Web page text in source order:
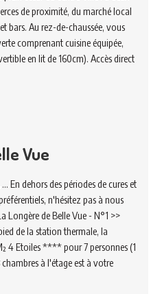
de proximité, du marché local
bars. Au rez-de-chaussée, vous
comprenant cuisine équipée,
en lit de 160cm). Accès direct
Vue
... En dehors des périodes de cures et
n'hésitez pas à nous
Longère de Belle Vue - N°1 >>
de la station thermale, la
4 Etoiles **** pour 7 personnes (1
à l'étage est à votre